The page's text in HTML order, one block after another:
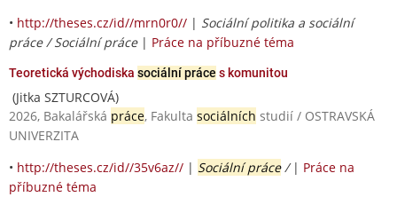
• http://theses.cz/id//mrn0r0// | Sociální politika a sociální
práce / Sociální práce| Práce na příbuzné téma
Teoretická východiska sociální práce s komunitou
(Jitka SZTURCOVÁ)
2026, Bakalářská práce, Fakulta sociálních studií / OSTRAVSKÁ
UNIVERZITA
• http://theses.cz/id//35v6az// | Sociální práce/ | Práce na
příbuzné téma